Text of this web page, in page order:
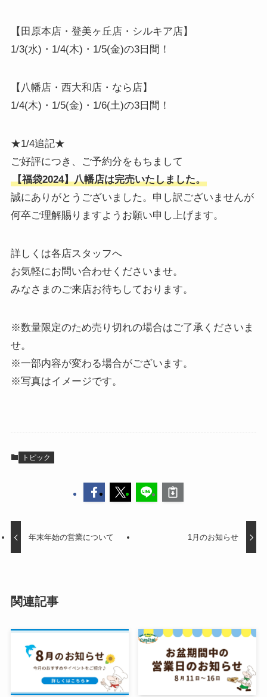
【田原本店・登美ヶ丘店・シルキア店】
1/3(水)・1/4(木)・1/5(金)の3日間！
【八幡店・西大和店・なら店】
1/4(木)・1/5(金)・1/6(土)の3日間！
★1/4追記★
ご好評につき、ご予約分をもちまして
【福袋2024】八幡店は完売いたしました。
誠にありがとうございました。申し訳ございませんが
何卒ご理解賜りますようお願い申し上げます。
詳しくは各店スタッフへ
お気軽にお問い合わせくださいませ。
みなさまのご来店お待ちしております。
※数量限定のため売り切れの場合はご了承くださいま
せ。
※一部内容が変わる場合がございます。
※写真はイメージです。
トピック
年末年始の営業について 1月のお知らせ
関連記事